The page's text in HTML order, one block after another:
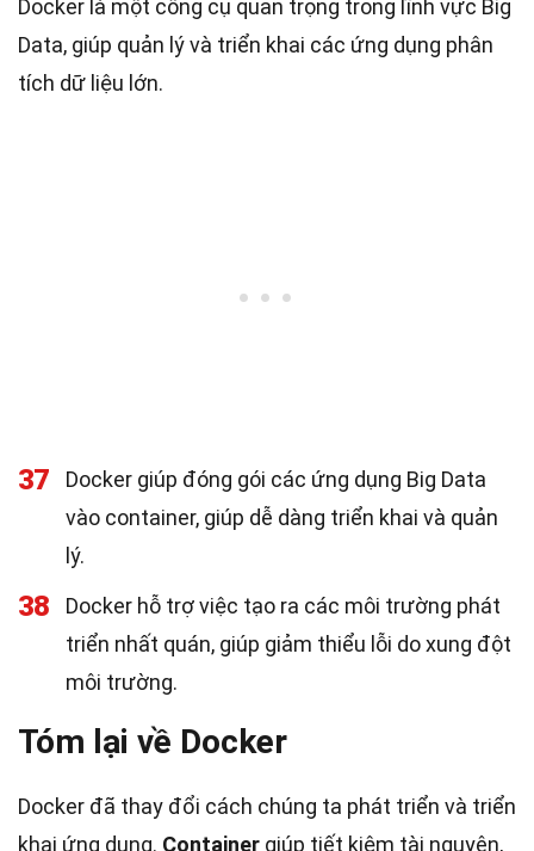
Docker là một công cụ quan trọng trong lĩnh vực Big
Data, giúp quản lý và triển khai các ứng dụng phân
tích dữ liệu lớn.
37
Docker giúp đóng gói các ứng dụng Big Data
vào container, giúp dễ dàng triển khai và quản
lý.
38
Docker hỗ trợ việc tạo ra các môi trường phát
triển nhất quán, giúp giảm thiểu lỗi do xung đột
môi trường.
Tóm lại về Docker
Docker đã thay đổi cách chúng ta phát triển và triển
khai ứng dụng. Container giúp tiết kiệm tài nguyên,